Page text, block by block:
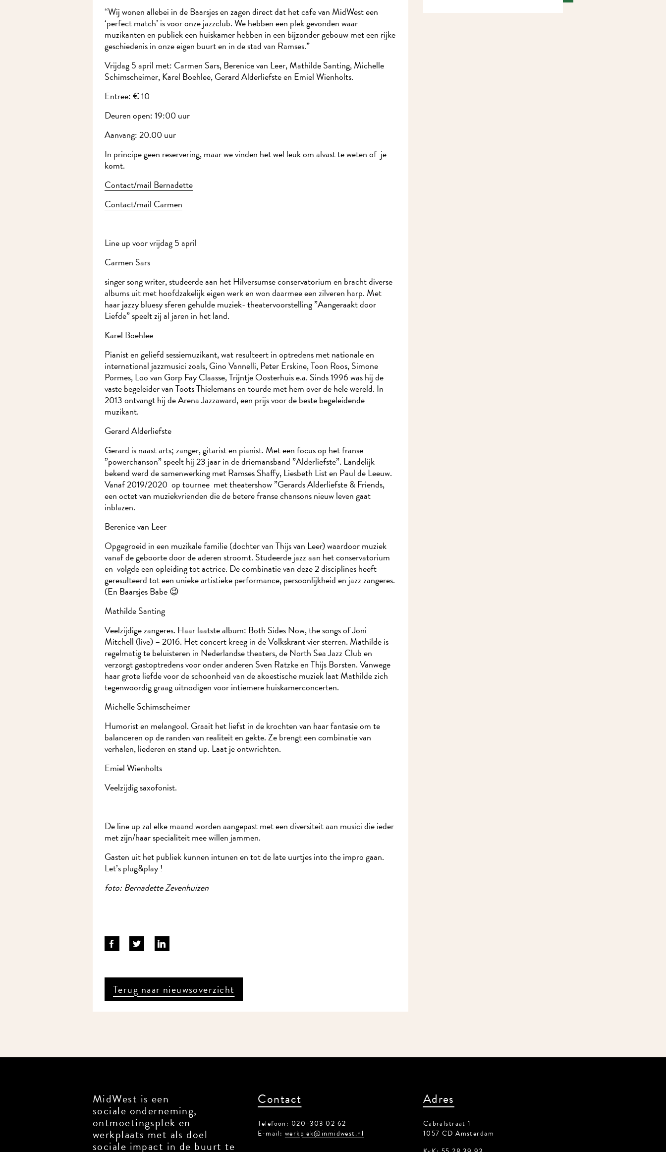
“Wij wonen allebei in de Baarsjes en zagen direct dat het cafe van MidWest een
‘perfect match’ is voor onze jazzclub. We hebben een plek gevonden waar
muzikanten en publiek een huiskamer hebben in een bijzonder gebouw met een rijke
geschiedenis in onze eigen buurt en in de stad van Ramses.”
Vrijdag 5 april met: Carmen Sars, Berenice van Leer, Mathilde Santing, Michelle
Schimscheimer, Karel Boehlee, Gerard Alderliefste en Emiel Wienholts.
Entree: € 10
Deuren open: 19:00 uur
Aanvang: 20.00 uur
In principe geen reservering, maar we vinden het wel leuk om alvast te weten of je
komt.
Contact/mail Bernadette
Contact/mail Carmen
Line up voor vrijdag 5 april
Carmen Sars
singer song writer, studeerde aan het Hilversumse conservatorium en bracht diverse
albums uit met hoofdzakelijk eigen werk en won daarmee een zilveren harp. Met
haar jazzy bluesy sferen gehulde muziek- theatervoorstelling ”Aangeraakt door
Liefde” speelt zij al jaren in het land.
Karel Boehlee
Pianist en geliefd sessiemuzikant, wat resulteert in optredens met nationale en
international jazzmusici zoals, Gino Vannelli, Peter Erskine, Toon Roos, Simone
Pormes, Loo van Gorp Fay Claasse, Trijntje Oosterhuis e.a. Sinds 1996 was hij de
vaste begeleider van Toots Thielemans en tourde met hem over de hele wereld. In
2013 ontvangt hij de Arena Jazzaward, een prijs voor de beste begeleidende
muzikant.
Gerard Alderliefste
Gerard is naast arts; zanger, gitarist en pianist. Met een focus op het franse
”powerchanson” speelt hij 23 jaar in de driemansband ”Alderliefste”. Landelijk
bekend werd de samenwerking met Ramses Shaffy, Liesbeth List en Paul de Leeuw.
Vanaf 2019/2020 op tournee met theatershow ”Gerards Alderliefste & Friends,
een octet van muziekvrienden die de betere franse chansons nieuw leven gaat
inblazen.
Berenice van Leer
Opgegroeid in een muzikale familie (dochter van Thijs van Leer) waardoor muziek
vanaf de geboorte door de aderen stroomt. Studeerde jazz aan het conservatorium
en volgde een opleiding tot actrice. De combinatie van deze 2 disciplines heeft
geresulteerd tot een unieke artistieke performance, persoonlijkheid en jazz zangeres.
(En Baarsjes Babe 😉
Mathilde Santing
Veelzijdige zangeres. Haar laatste album: Both Sides Now, the songs of Joni
Mitchell (live) – 2016. Het concert kreeg in de Volkskrant vier sterren. Mathilde is
regelmatig te beluisteren in Nederlandse theaters, de North Sea Jazz Club en
verzorgt gastoptredens voor onder anderen Sven Ratzke en Thijs Borsten. Vanwege
haar grote liefde voor de schoonheid van de akoestische muziek laat Mathilde zich
tegenwoordig graag uitnodigen voor intiemere huiskamerconcerten.
Michelle Schimscheimer
Humorist en melangool. Graait het liefst in de krochten van haar fantasie om te
balanceren op de randen van realiteit en gekte. Ze brengt een combinatie van
verhalen, liederen en stand up. Laat je ontwrichten.
Emiel Wienholts
Veelzijdig saxofonist.
De line up zal elke maand worden aangepast met een diversiteit aan musici die ieder
met zijn/haar specialiteit mee willen jammen.
Gasten uit het publiek kunnen intunen en tot de late uurtjes into the impro gaan.
Let’s plug&play !
foto: Bernadette Zevenhuizen
Terug naar nieuwsoverzicht
MidWest is een
sociale onderneming,
ontmoetingsplek en
werkplaats met als doel
sociale impact in de buurt te
Contact
Telefoon: 020–303 02 62
E-mail:werkplek@inmidwest.nl
Adres
Cabralstraat 1
1057 CD Amsterdam
Ik wil MidWest-nieuws!